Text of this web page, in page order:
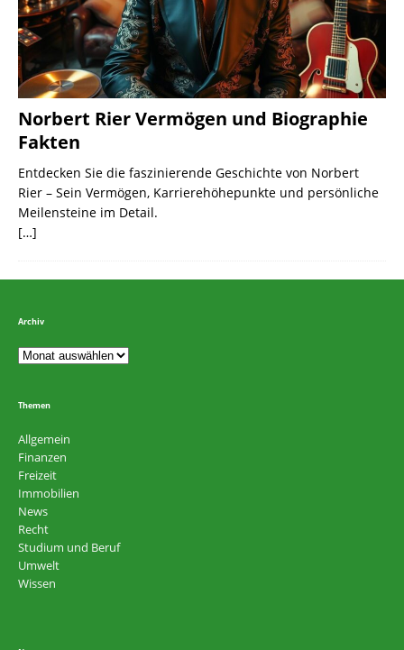
Norbert Rier Vermögen und Biographie
Fakten
Entdecken Sie die faszinierende Geschichte von Norbert
Rier – Sein Vermögen, Karrierehöhepunkte und persönliche
Meilensteine im Detail.
[…]
Archiv
Themen
Allgemein
Finanzen
Freizeit
Immobilien
News
Recht
Studium und Beruf
Umwelt
Wissen